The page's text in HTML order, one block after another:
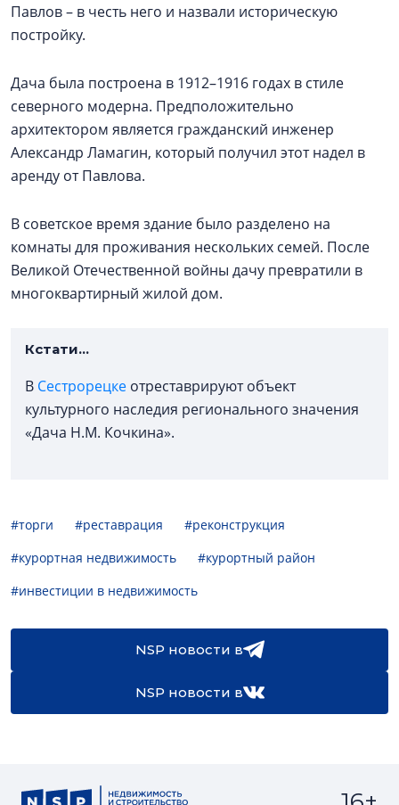
Павлов – в честь него и назвали историческую
постройку.
Дача была построена в 1912–1916 годах в стиле
северного модерна. Предположительно
архитектором является гражданский инженер
Александр Ламагин, который получил этот надел в
аренду от Павлова.
В советское время здание было разделено на
комнаты для проживания нескольких семей. После
Великой Отечественной войны дачу превратили в
многоквартирный жилой дом.
Кстати...
В Сестрорецке отреставрируют объект
культурного наследия регионального значения
«Дача Н.М. Кочкина».
#торги #реставрация
#реконструкция
#курортная недвижимость
#курортный район
#инвестиции в недвижимость
NSP новости в
NSP новости в